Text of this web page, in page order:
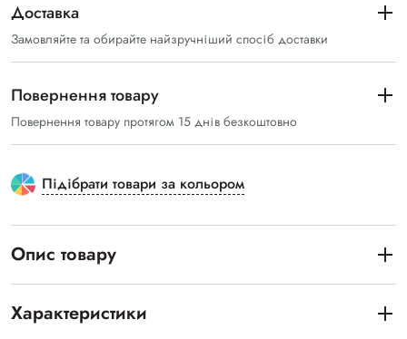
Доставка
Замовляйте та обирайте найзручніший спосіб доставки
Повернення товару
Повернення товару протягом 15 днів безкоштовно
Підібрати товари за кольором
Опис товару
Характеристики